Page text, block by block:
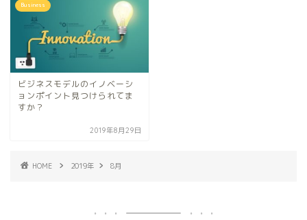
Business
ビジネスモデルのイノベーシ
ョンポイント見つけられてま
すか？
2019年8月29日
HOME 2019年 8月